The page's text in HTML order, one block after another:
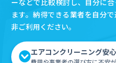
ーなどで比較検討し、自分に
ます。納得できる業者を自分
非ご利用ください。
エアコンクリーニング安